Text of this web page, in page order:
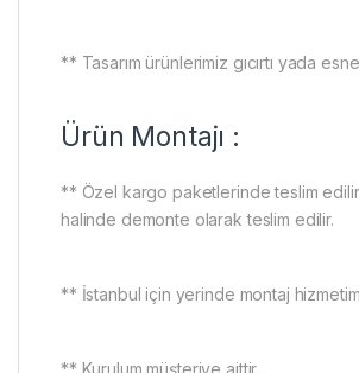
** Tasarım ürünlerimiz gıcırtı yada
Ürün Montajı :
** Özel kargo paketlerinde teslim
halinde demonte olarak teslim edilir.
** İstanbul için yerinde montaj
** Kurulum müşteriye aittir.